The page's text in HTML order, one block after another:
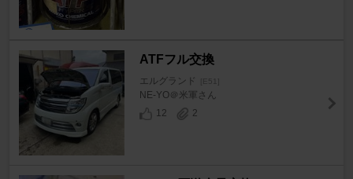
ATFフル交換
エルグランド [E51]
NE-YO＠米軍さん
12
2